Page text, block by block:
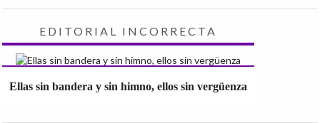
EDITORIAL INCORRECTA
Ellas sin bandera y sin himno, ellos sin vergüenza